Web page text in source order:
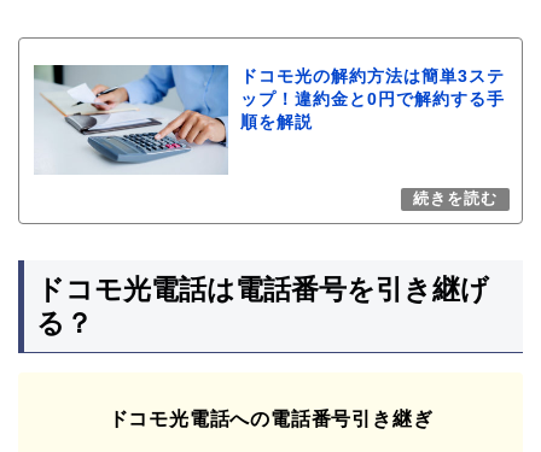
ドコモ光の解約方法は簡単3ステ
ップ！違約金と0円で解約する手
順を解説
ドコモ光電話は電話番号を引き継げ
る？
ドコモ光電話への電話番号引き継ぎ